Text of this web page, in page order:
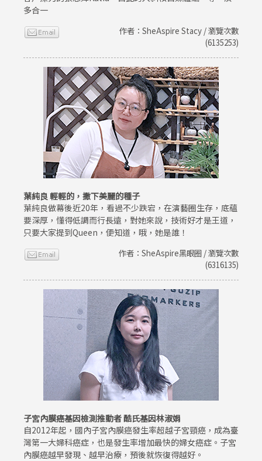
多合一
作者：SheAspire Stacy / 瀏覽次數
(6135253)
葉純良 輕輕的，撒下美麗的種子
葉純良做幕後近20年，看過不少跌宕，在演藝圈生存，底蘊
要深厚，懂得低調而行長遠，對她來說，技術好才是王道，
只要大家提到Queen，便知道，哦，她是誰！
作者：SheAspire黑眼圈 / 瀏覽次數
(6316135)
子宮內膜癌基因檢測推動者 酷氏基因林淑娟
自2012年起，國內子宮內膜癌發生率超越子宮頸癌，成為臺
灣第一大婦科癌症，也是發生率增加最快的婦女癌症。子宮
內膜癌越早發現、越早治療，預後就恢復得越好。